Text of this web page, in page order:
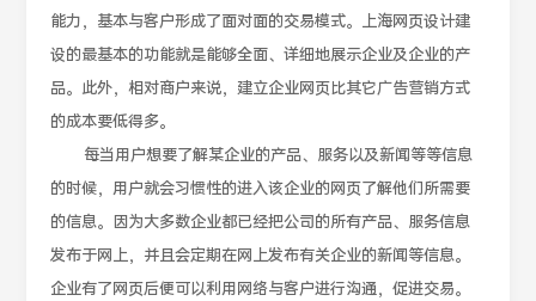
能力，基本与客户形成了面对面的交易模式。上海网页设计建
设的最基本的功能就是能够全面、详细地展示企业及企业的产
品。此外，相对商户来说，建立企业网页比其它广告营销方式
的成本要低得多。
每当用户想要了解某企业的产品、服务以及新闻等等信息
的时候，用户就会习惯性的进入该企业的网页了解他们所需要
的信息。因为大多数企业都已经把公司的所有产品、服务信息
发布于网上，并且会定期在网上发布有关企业的新闻等信息。
企业有了网页后便可以利用网络与客户进行沟通，促进交易。